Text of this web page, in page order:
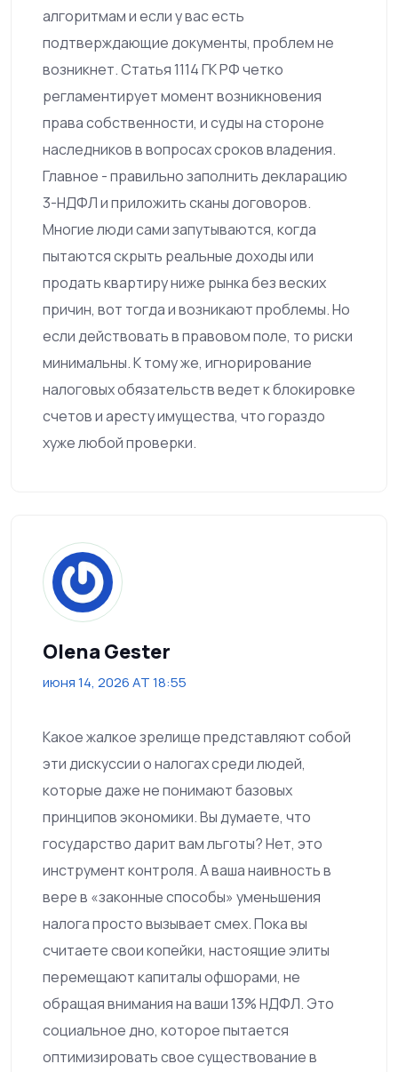
алгоритмам и если у вас есть
подтверждающие документы, проблем не
возникнет. Статья 1114 ГК РФ четко
регламентирует момент возникновения
права собственности, и суды на стороне
наследников в вопросах сроков владения.
Главное - правильно заполнить декларацию
3-НДФЛ и приложить сканы договоров.
Многие люди сами запутываются, когда
пытаются скрыть реальные доходы или
продать квартиру ниже рынка без веских
причин, вот тогда и возникают проблемы. Но
если действовать в правовом поле, то риски
минимальны. К тому же, игнорирование
налоговых обязательств ведет к блокировке
счетов и аресту имущества, что гораздо
хуже любой проверки.
Olena Gester
июня 14, 2026 AT 18:55
Какое жалкое зрелище представляют собой
эти дискуссии о налогах среди людей,
которые даже не понимают базовых
принципов экономики. Вы думаете, что
государство дарит вам льготы? Нет, это
инструмент контроля. А ваша наивность в
вере в «законные способы» уменьшения
налога просто вызывает смех. Пока вы
считаете свои копейки, настоящие элиты
перемещают капиталы офшорами, не
обращая внимания на ваши 13% НДФЛ. Это
социальное дно, которое пытается
оптимизировать свое существование в